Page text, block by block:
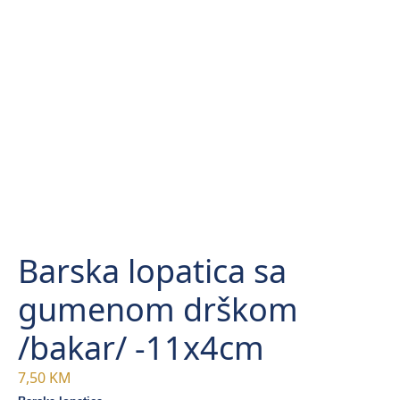
Barska lopatica sa
gumenom drškom
/bakar/ -11x4cm
7,50 KM